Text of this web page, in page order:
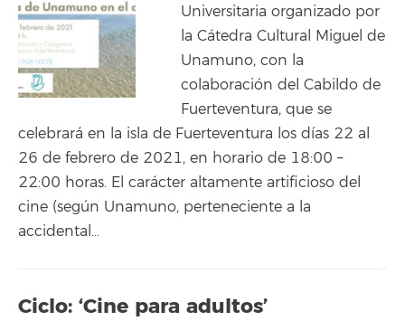
Universitaria organizado por
la Cátedra Cultural Miguel de
Unamuno, con la
colaboración del Cabildo de
Fuerteventura, que se
celebrará en la isla de Fuerteventura los días 22 al
26 de febrero de 2021, en horario de 18:00 –
22:00 horas. El carácter altamente artificioso del
cine (según Unamuno, perteneciente a la
accidental…
Ciclo: ‘Cine para adultos’